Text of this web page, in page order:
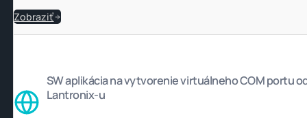
Zobraziť
SW aplikácia na vytvorenie virtuálneho COM portu
Lantronix-u